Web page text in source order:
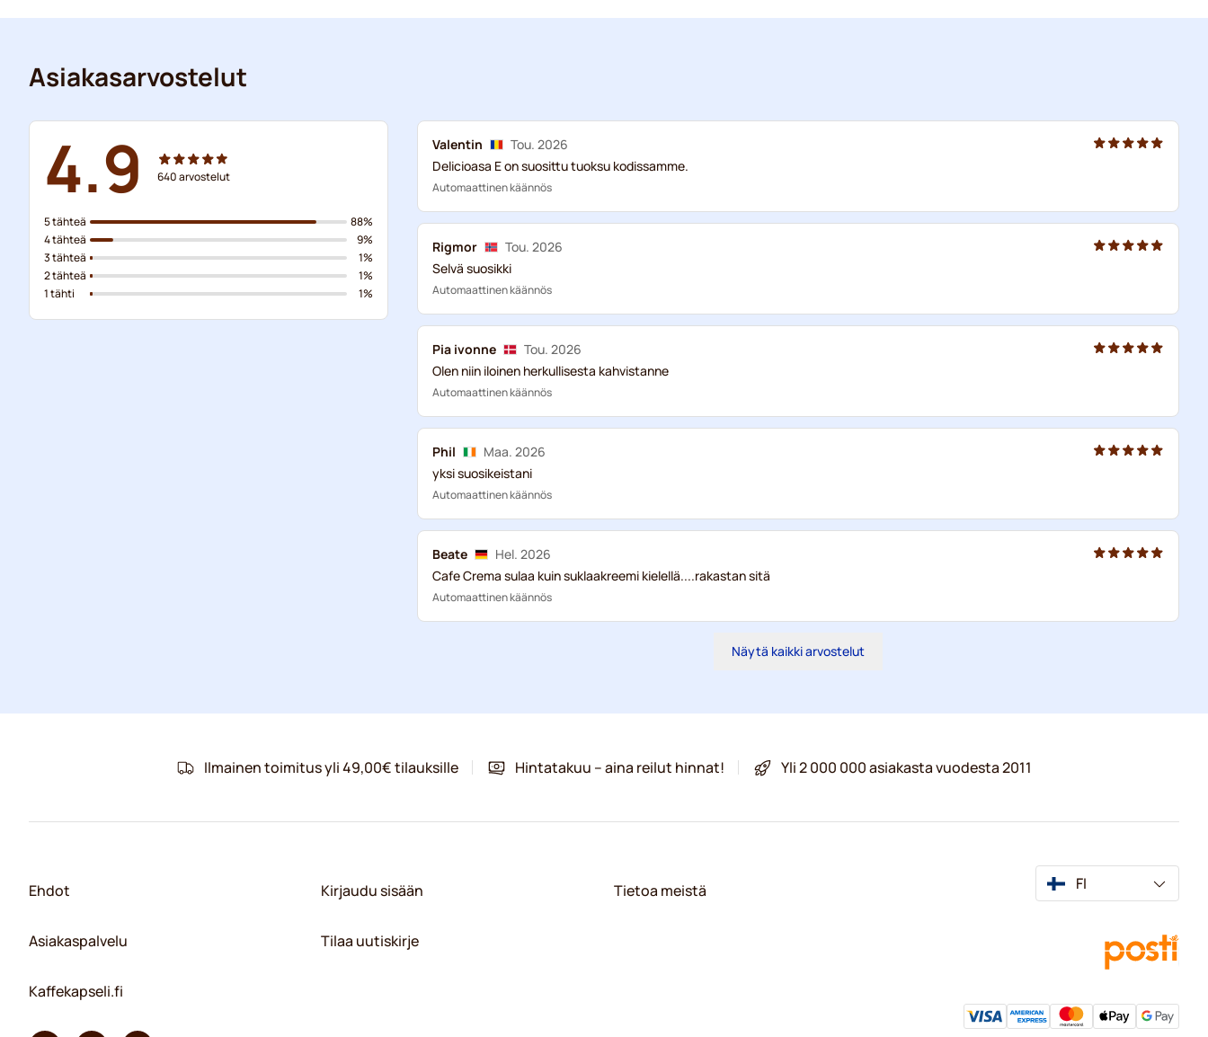
Asiakasarvostelut
4.9 640arvostelut
5 tähteä
4 tähteä
3 tähteä
2 tähteä
1 tähti
88%
9%
1%
1%
1%
Valentin
Tou. 2026
Delicioasa E on suosittu tuoksu kodissamme.
Automaattinen käännös
Rigmor
Tou. 2026
Selvä suosikki
Automaattinen käännös
Pia ivonne
Tou. 2026
Olen niin iloinen herkullisesta kahvistanne
Automaattinen käännös
Phil
Maa. 2026
yksi suosikeistani
Automaattinen käännös
Beate
Hel. 2026
Cafe Crema sulaa kuin suklaakreemi kielellä....rakastan sitä
Automaattinen käännös
Näytä kaikki arvostelut
Ilmainen toimitus yli 49,00€ tilauksille Hintatakuu – aina reilut hinnat! Yli 2 000 000 asiakasta vuodesta 2011
Ehdot
Asiakaspalvelu
Kaffekapseli.fi
Kirjaudu sisään
Tilaa uutiskirje
Tietoa meistä FI